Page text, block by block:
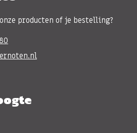
producten of je bestelling?